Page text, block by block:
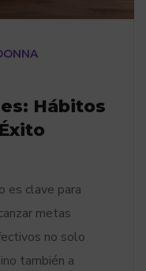
Hábitos
es clave para
metas
no solo
también a